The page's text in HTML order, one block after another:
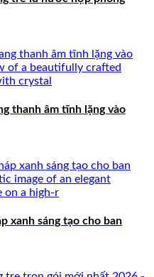
thanh âm tĩnh lặng vào
xanh sáng tạo cho ban